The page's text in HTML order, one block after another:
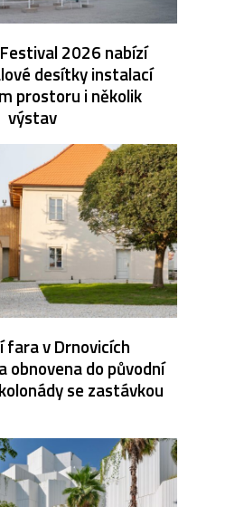
2026 nabízí
desítky instalací
prostoru i několik
výstav
fara v Drnovicích
obnovena do původní
se zastávkou